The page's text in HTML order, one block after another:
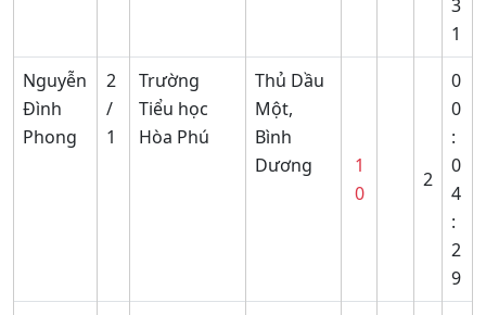
3
1
Nguyễn
Đình
Phong
2
/
1
Trường
Tiểu học
Hòa Phú
Thủ Dầu
Một,
Bình
Dương
1
0
2
0
0
:
0
4
:
2
9